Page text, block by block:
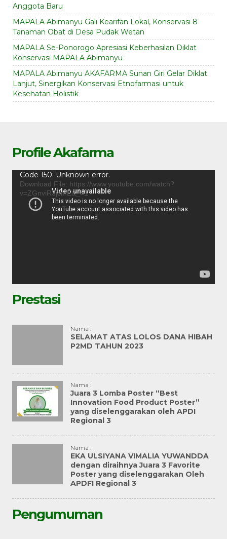
Anggota Baru
MAPALA Abimanyu Gali Kearifan Lokal, Konservasi 8
Tanaman Obat di Desa Pudak Wetan
MAPALA Se-Ponorogo Apresiasi Keberhasilan Diklat
Konservasi MAPALA Abimanyu
MAPALA Abimanyu AKAFARMA Sunan Giri Gelar Diklat
Lanjut, Sinergikan Konservasi Etnofarmasi untuk
Kesehatan Holistik
Profile Akafarma
Video
Player
Code 150: Unknown error.
Download File: https://www.youtube.com/watch?
v=ZGnviR3jcmE&_=1
Prestasi
Nama :
SELAMAT ATAS LOLOS DANA HIBAH
P2MD TAHUN 2023
Nama :
Juara 3 Lomba Poster “Best
Innovation Food Product Poster”
yang diselenggarakan oleh APDI
Regional 3
Nama :
EKA ULSIYANA VIMALIA YUWANDDA
dengan diraihnya Juara 3 Favorite
Poster yang diselenggarakan Oleh
APDFI Regional 3
Pengumuman